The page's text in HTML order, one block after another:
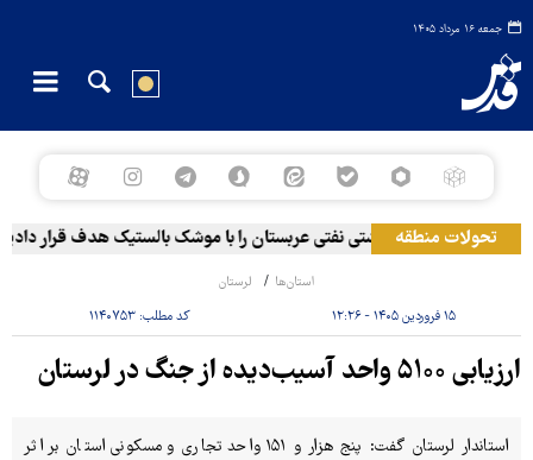
جمعه ۱۶ مرداد ۱۴۰۵
تحولات منطقه
مسلح یمن: کشتی نفتی عربستان را با موشک بالستیک هدف قرار دادیم
استان‌ها لرستان
۱۵ فروردین ۱۴۰۵ - ۱۲:۲۶ کد مطلب:۱۱۴۰۷۵۳
ارزیابی ۵۱۰۰ واحد آسیب‌دیده از جنگ در لرستان
استاندار لرستان گفت: پنج هزار و ۱۵۱ واحد تجاری و مسکونی استان بر اثر